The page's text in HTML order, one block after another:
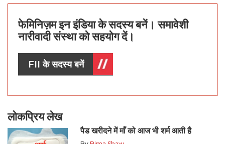
फेमिनिज़म इन इंडिया के सदस्य बनें। समावेशी
नारीवादी संस्था को सहयोग दें।
FII के सदस्य बनें
लोकप्रिय लेख
पैड खरीदने में माँ को आज भी शर्म आती है